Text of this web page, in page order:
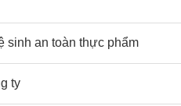
sinh an toàn thực phẩm
ty